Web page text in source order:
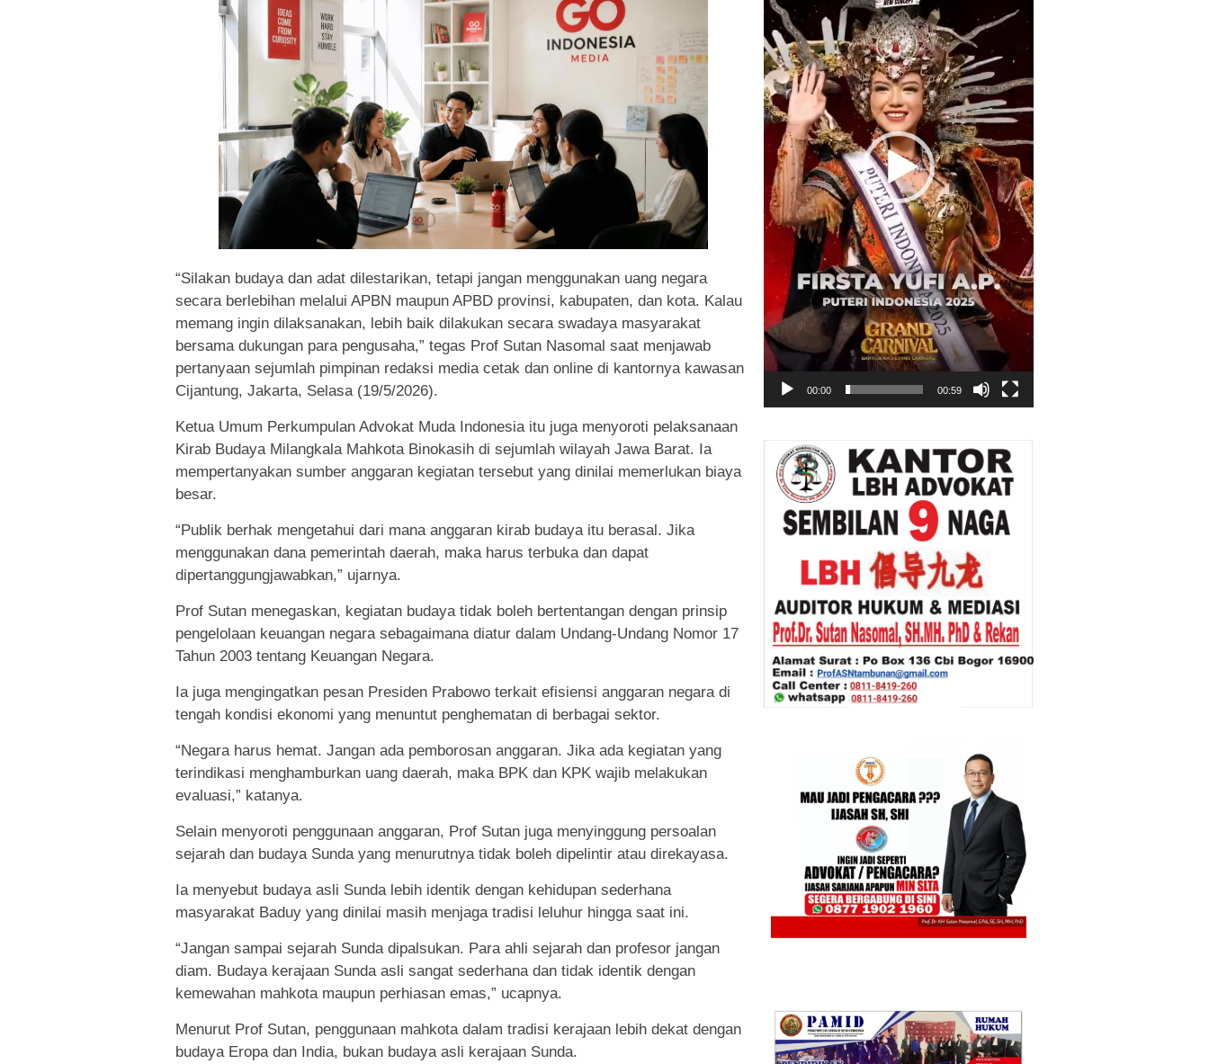
“Silakan budaya dan adat dilestarikan, tetapi jangan menggunakan uang negara
secara berlebihan melalui APBN maupun APBD provinsi, kabupaten, dan kota. Kalau
memang ingin dilaksanakan, lebih baik dilakukan secara swadaya masyarakat
bersama dukungan para pengusaha,” tegas Prof Sutan Nasomal saat menjawab
pertanyaan sejumlah pimpinan redaksi media cetak dan online di kantornya kawasan
Cijantung, Jakarta, Selasa (19/5/2026).
Ketua Umum Perkumpulan Advokat Muda Indonesia itu juga menyoroti pelaksanaan
Kirab Budaya Milangkala Mahkota Binokasih di sejumlah wilayah Jawa Barat. Ia
mempertanyakan sumber anggaran kegiatan tersebut yang dinilai memerlukan biaya
besar.
“Publik berhak mengetahui dari mana anggaran kirab budaya itu berasal. Jika
menggunakan dana pemerintah daerah, maka harus terbuka dan dapat
dipertanggungjawabkan,” ujarnya.
Prof Sutan menegaskan, kegiatan budaya tidak boleh bertentangan dengan prinsip
pengelolaan keuangan negara sebagaimana diatur dalam Undang-Undang Nomor 17
Tahun 2003 tentang Keuangan Negara.
Ia juga mengingatkan pesan Presiden Prabowo terkait efisiensi anggaran negara di
tengah kondisi ekonomi yang menuntut penghematan di berbagai sektor.
“Negara harus hemat. Jangan ada pemborosan anggaran. Jika ada kegiatan yang
terindikasi menghamburkan uang daerah, maka BPK dan KPK wajib melakukan
evaluasi,” katanya.
Selain menyoroti penggunaan anggaran, Prof Sutan juga menyinggung persoalan
sejarah dan budaya Sunda yang menurutnya tidak boleh dipelintir atau direkayasa.
Ia menyebut budaya asli Sunda lebih identik dengan kehidupan sederhana
masyarakat Baduy yang dinilai masih menjaga tradisi leluhur hingga saat ini.
“Jangan sampai sejarah Sunda dipalsukan. Para ahli sejarah dan profesor jangan
diam. Budaya kerajaan Sunda asli sangat sederhana dan tidak identik dengan
kemewahan mahkota maupun perhiasan emas,” ucapnya.
Menurut Prof Sutan, penggunaan mahkota dalam tradisi kerajaan lebih dekat dengan
budaya Eropa dan India, bukan budaya asli kerajaan Sunda.
00:00 00:59